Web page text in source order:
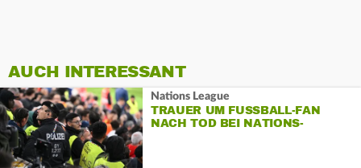
AUCH INTERESSANT
Nations League
TRAUER UM FUSSBALL-FAN N
ACH TOD BEI NATIONS-L